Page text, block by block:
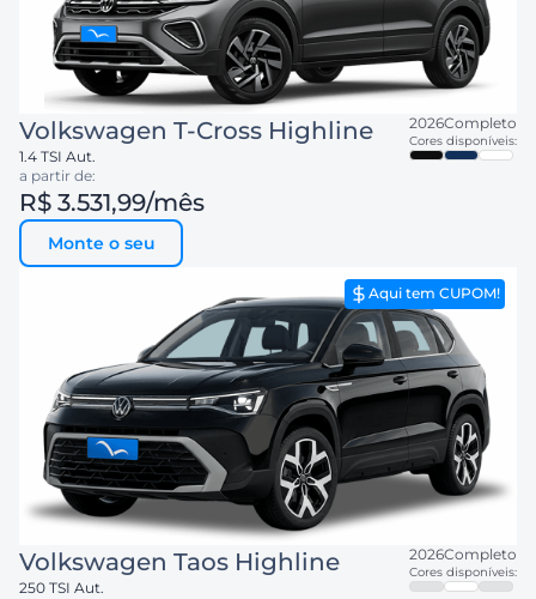
Volkswagen T-Cross Highline
1.4 TSI Aut.
2026Completo
Cores disponíveis:
a partir de:
R$ 3.531,99/mês
Monte o seu
Aqui tem CUPOM!
Volkswagen Taos Highline
250 TSI Aut.
2026Completo
Cores disponíveis: